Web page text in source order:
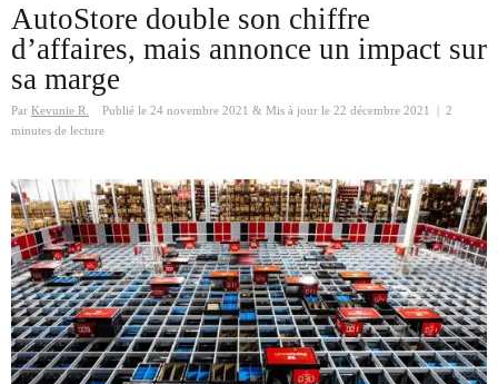
AutoStore double son chiffre
d’affaires, mais annonce un impact sur
sa marge
Par Kevunie R. Publié le 24 novembre 2021 & Mis à jour le 22 décembre 2021
2
minutes de lecture